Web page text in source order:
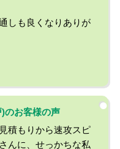
しも良くなりありが
のお客様の声
積もりから速攻スピ
んに、せっかちな私